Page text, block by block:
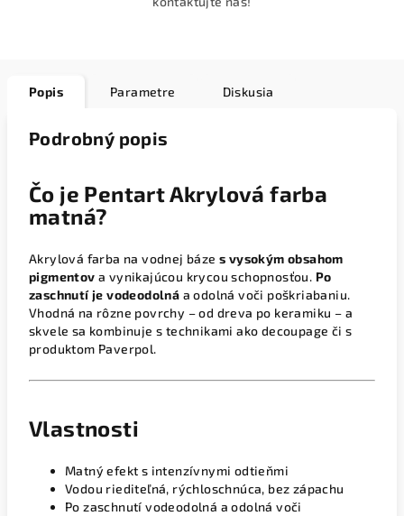
Popis Parametre Diskusia
Podrobný popis
Čo je Pentart Akrylová farba
matná?
Akrylová farba na vodnej báze s vysokým obsahom
pigmentov a vynikajúcou krycou schopnosťou. Po
zaschnutí je vodeodolná a odolná voči poškriabaniu.
Vhodná na rôzne povrchy – od dreva po keramiku – a
skvele sa kombinuje s technikami ako decoupage či s
produktom Paverpol.
Vlastnosti
Matný efekt s intenzívnymi odtieňmi
Vodou riediteľná, rýchloschnúca, bez zápachu
Po zaschnutí vodeodolná a odolná voči